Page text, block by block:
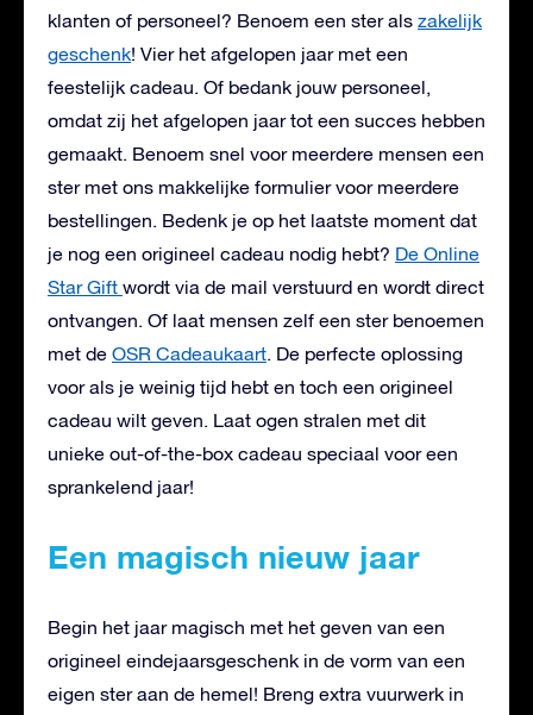
klanten of personeel? Benoem een ster als zakelijk
geschenk! Vier het afgelopen jaar met een
feestelijk cadeau. Of bedank jouw personeel,
omdat zij het afgelopen jaar tot een succes hebben
gemaakt. Benoem snel voor meerdere mensen een
ster met ons makkelijke formulier voor meerdere
bestellingen. Bedenk je op het laatste moment dat
je nog een origineel cadeau nodig hebt? De Online
Star Gift wordt via de mail verstuurd en wordt direct
ontvangen. Of laat mensen zelf een ster benoemen
met de OSR Cadeaukaart. De perfecte oplossing
voor als je weinig tijd hebt en toch een origineel
cadeau wilt geven. Laat ogen stralen met dit
unieke out-of-the-box cadeau speciaal voor een
sprankelend jaar!
Een magisch nieuw jaar
Begin het jaar magisch met het geven van een
origineel eindejaarsgeschenk in de vorm van een
eigen ster aan de hemel! Breng extra vuurwerk in